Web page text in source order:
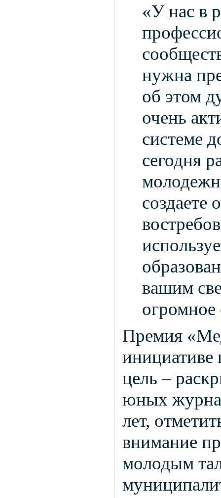
«У нас в
нужна
об этом
очень
системе
сегодня
создаете
вашим
Премия
инициативе
цель –
юных
лет,
внимание
молодым